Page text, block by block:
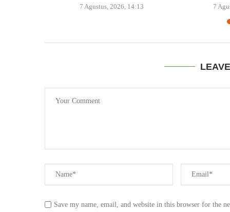
7 Agustus, 2026, 14:13 7
Save my name, email, and website in this browser for the